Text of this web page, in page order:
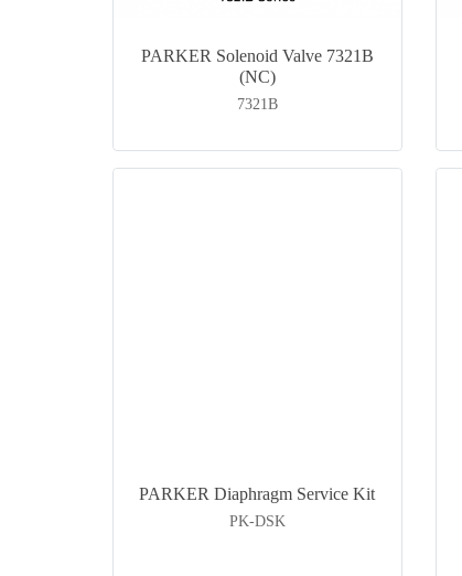
PARKER Solenoid Valve 7321B
(NC)
7321B
PARKER Diaphragm Service Kit
PK-DSK